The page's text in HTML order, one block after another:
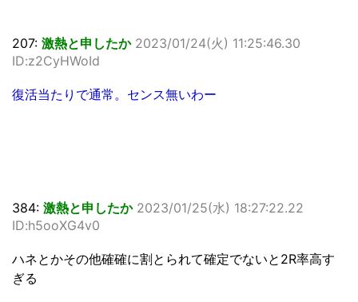
207: 激熱と申したか 2023/01/24(火) 11:25:46.30
ID:z2CyHWoId
復活当たりで通常。センス無いわー
384: 激熱と申したか 2023/01/25(水) 18:27:22.22
ID:h5ooXG4v0
ハネとかその他確確に割とられて確定でないと2R率高す
ぎる